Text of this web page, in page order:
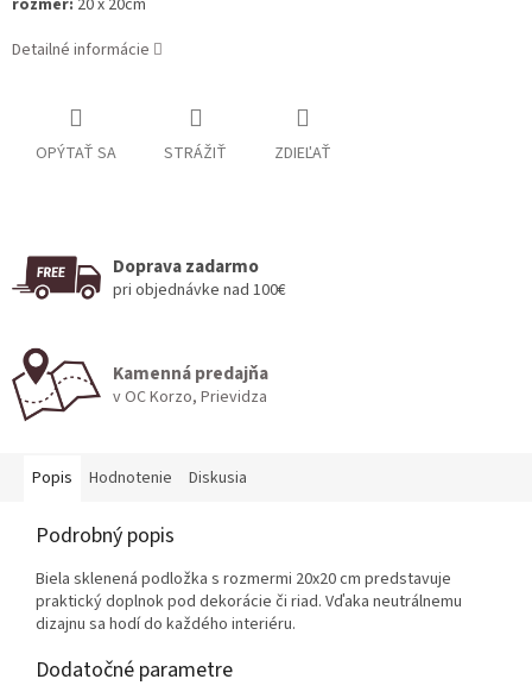
rozmer: 20 x 20cm
Detailné informácie
OPÝTAŤ SA STRÁŽIŤ ZDIEĽAŤ
Doprava zadarmo
pri objednávke nad 100€
Kamenná predajňa
v OC Korzo, Prievidza
Popis Hodnotenie Diskusia
Podrobný popis
Biela sklenená podložka s rozmermi 20x20 cm predstavuje
praktický doplnok pod dekorácie či riad. Vďaka neutrálnemu
dizajnu sa hodí do každého interiéru.
Dodatočné parametre